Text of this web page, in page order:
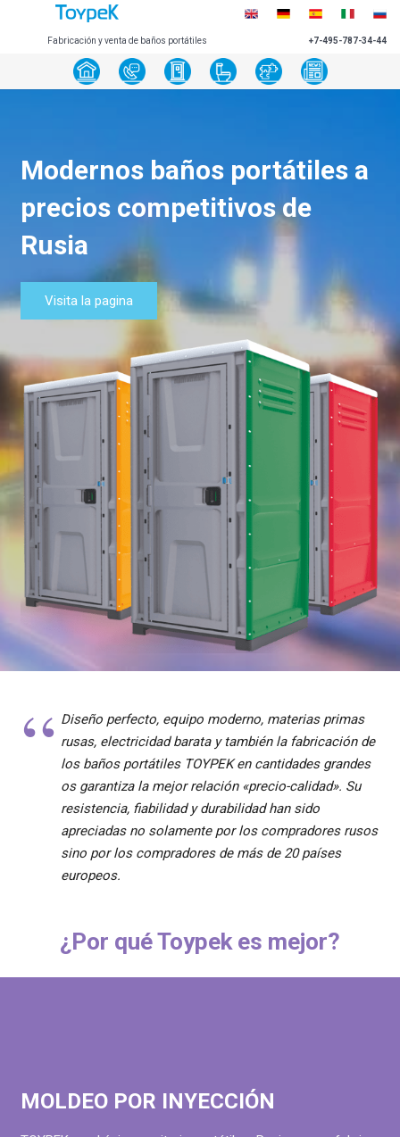
Fabricación y venta de baños portátiles +7-495-787-34-44
Modernos baños portátiles a
precios competitivos de
Rusia
Visita la pagina
Diseño perfecto, equipo moderno, materias primas
rusas, electricidad barata y también la fabricación de
los baños portátiles TOYPEK en cantidades grandes
os garantiza la mejor relación «precio-calidad». Su
resistencia, fiabilidad y durabilidad han sido
apreciadas no solamente por los compradores rusos
sino por los compradores de más de 20 países
europeos.
¿Por qué Toypek es mejor?
MOLDEO POR INYECCIÓN